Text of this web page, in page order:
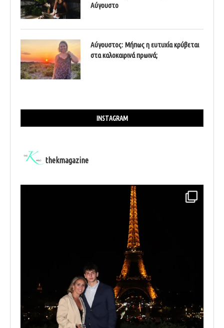
Αύγουστο
Αύγουστος: Μήπως η ευτυχία κρύβεται
στα καλοκαιρινά πρωινά;
INSTAGRAM
thekmagazine